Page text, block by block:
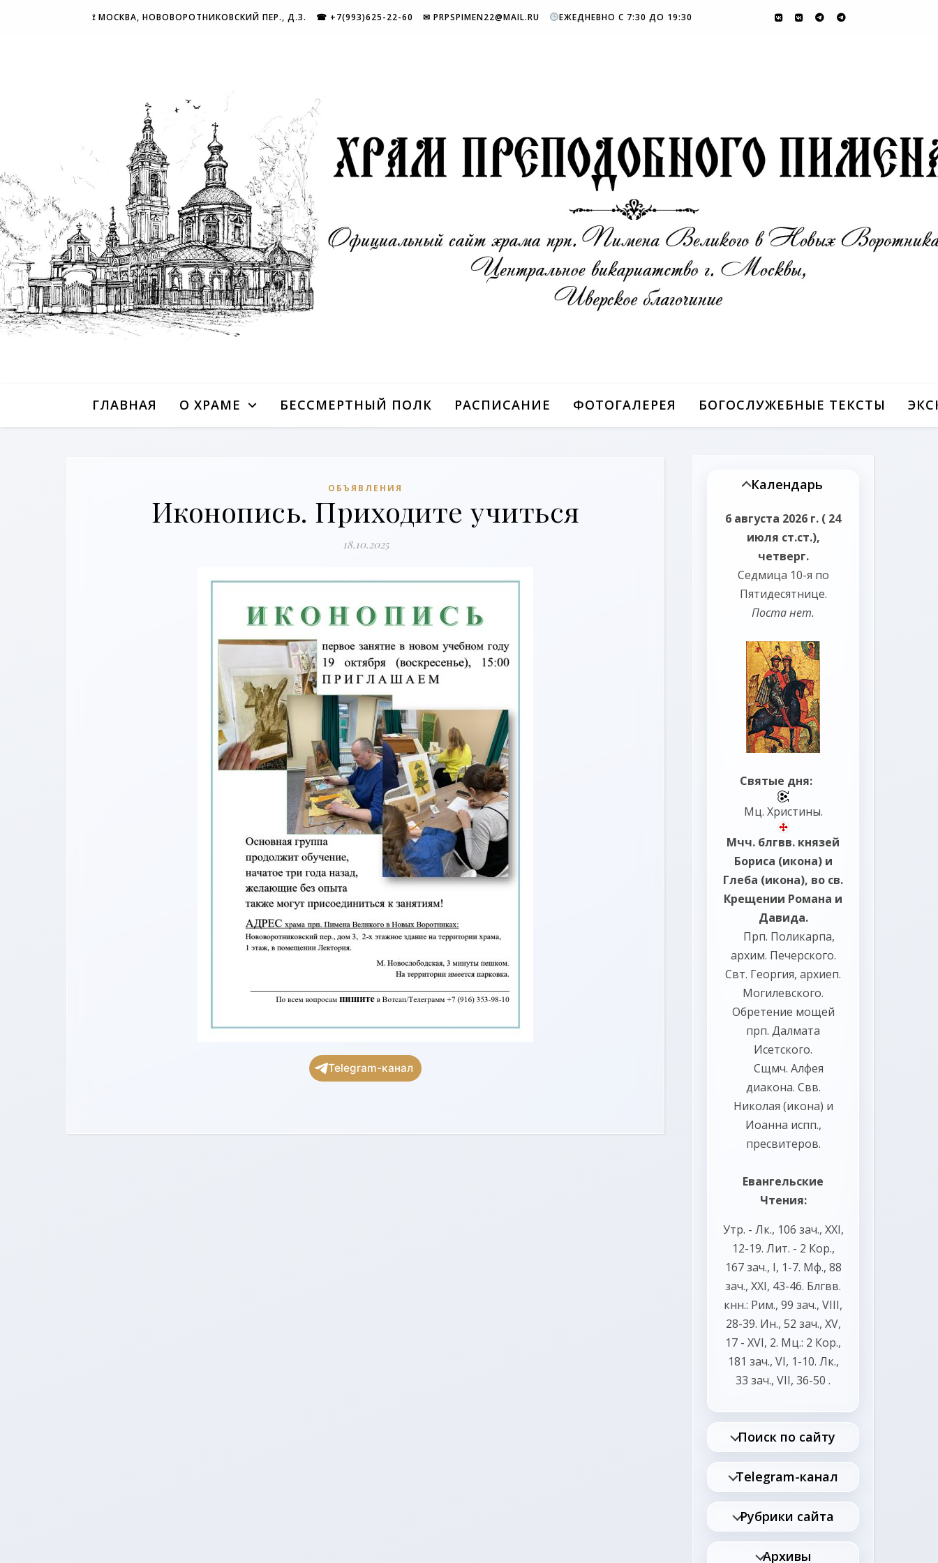
⟟ МОСКВА, НОВОВОРОТНИКОВСКИЙ ПЕР., Д.3. ☎ +7(993)625-22-60 ✉ PRPSPIMEN22@MAIL.RU ЕЖЕДНЕВНО С 7:30 ДО 19:30
ГЛАВНАЯ О ХРАМЕ БЕССМЕРТНЫЙ ПОЛК РАСПИСАНИЕ ФОТОГАЛЕРЕЯ БОГОСЛУЖЕБНЫЕ ТЕКСТЫ
ОБЪЯВЛЕНИЯ
Иконопись. Приходите учиться
18.10.2025
Telegram-канал
Календарь
6 августа 2026 г. ( 24
июля ст.ст.),
четверг.
Седмица 10-я по
Пятидесятнице.
Поста нет.
Святые дня:
Мц. Христины.
Мчч. блгвв. князей
Бориса (икона) и
Глеба (икона), во св.
Крещении Романа и
Давида.
Прп. Поликарпа,
архим. Печерского.
Свт. Георгия, архиеп.
Могилевского.
Обретение мощей
прп. Далмата
Исетского.
Сщмч. Алфея
диакона. Свв.
Николая (икона) и
Иоанна испп.,
пресвитеров.
Евангельские
Чтения:
Утр. - Лк., 106 зач., XXI,
12-19. Лит. - 2 Кор.,
167 зач., I, 1-7. Мф., 88
зач., XXI, 43-46. Блгвв.
кнн.: Рим., 99 зач., VIII,
28-39. Ин., 52 зач., XV,
17 - XVI, 2. Мц.: 2 Кор.,
181 зач., VI, 1-10. Лк.,
33 зач., VII, 36-50 .
Поиск по сайту
Telegram-канал
Рубрики сайта
Архивы